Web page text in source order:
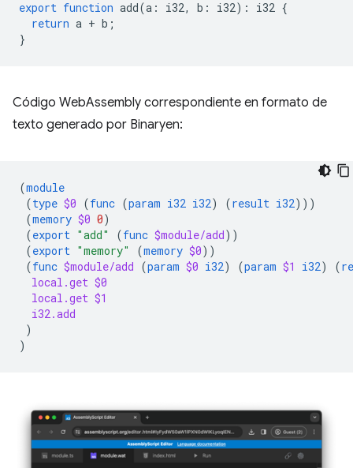
export function add(a : i32, b : i32) : i32 {
return a + b ;
}
Código WebAssembly correspondiente en formato de
texto generado por Binaryen:
(module
(type $0 (func (param i32 i32) (result i32)))
(memory $0 0)
(export "add" (func $module/add))
(export "memory" (memory $0))
(func $module/add (param $0 i32) (param $1 i32) (
local.get $0
local.get $1
i32.add
)
)